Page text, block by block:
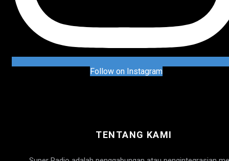
Follow on Instagram
TENTANG KAMI